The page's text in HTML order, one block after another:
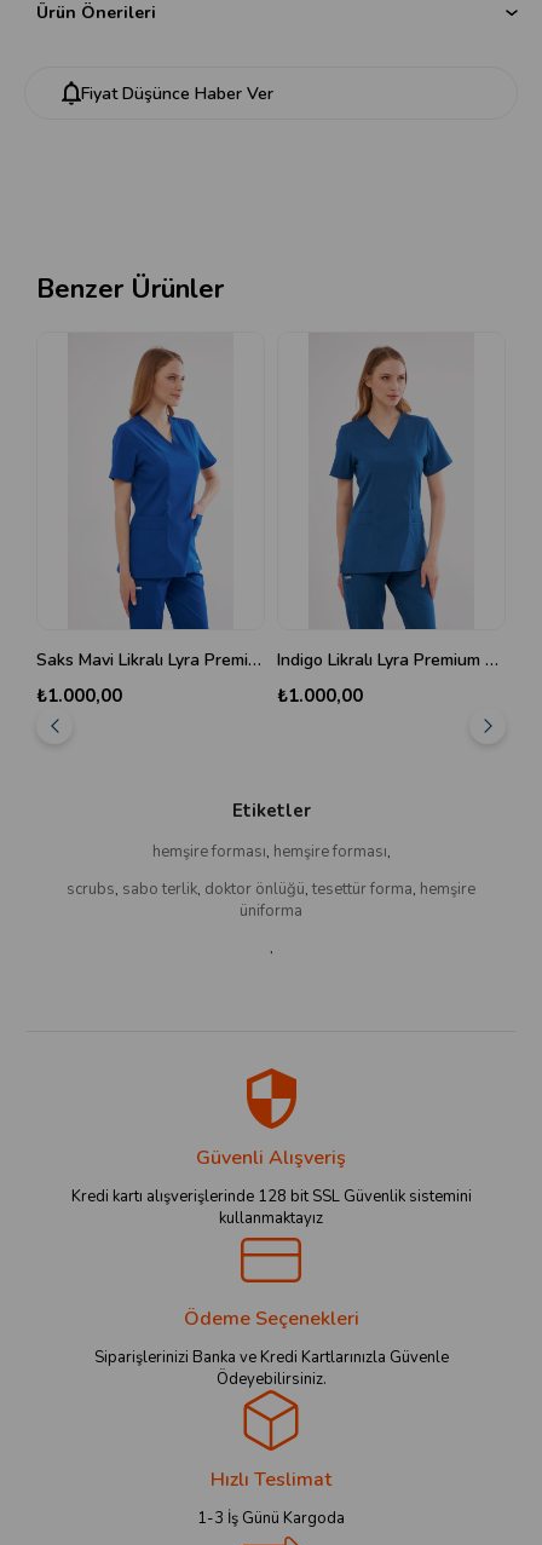
Ürün Önerileri
Fiyat Düşünce Haber Ver
Benzer Ürünler
Saks Mavi Likralı Lyra Premium Scrubs Üst
₺1.000,00
Indigo Likralı Lyra Premium Scrubs Üst
₺1.000,00
Etiketler
hemşire forması, hemşire forması,
scrubs, sabo terlik, doktor önlüğü, tesettür forma, hemşire
üniforma
,
Güvenli Alışveriş
Kredi kartı alışverişlerinde 128 bit SSL Güvenlik sistemini
kullanmaktayız
Ödeme Seçenekleri
Siparişlerinizi Banka ve Kredi Kartlarınızla Güvenle
Ödeyebilirsiniz.
Hızlı Teslimat
1-3 İş Günü Kargoda